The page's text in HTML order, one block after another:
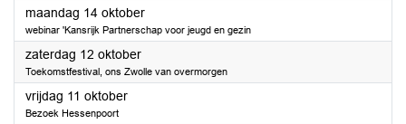
maandag 14 oktober2024
webinar 'Kansrijk Partnerschap voor jeugd en gezin
zaterdag 12 oktober2024
Toekomstfestival, ons Zwolle van overmorgen
vrijdag 11 oktober2024
Bezoek Hessenpoort